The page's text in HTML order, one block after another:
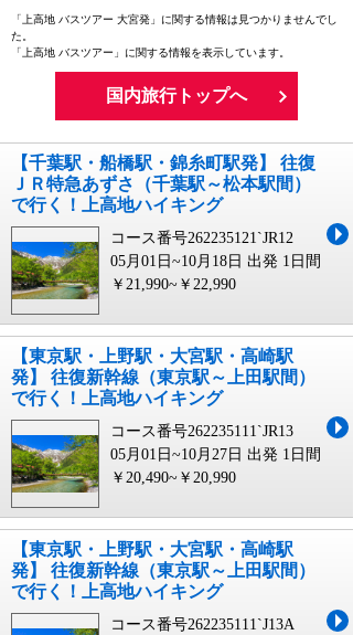
「上高地 バスツアー 大宮発」に関する情報は見つかりませんでし
た。
「上高地 バスツアー」に関する情報を表示しています。
国内旅行トップへ
【千葉駅・船橋駅・錦糸町駅発】 往復
ＪＲ特急あずさ（千葉駅～松本駅間）
で行く！上高地ハイキング
コース番号262235121`JR12
05月01日~10月18日 出発 1日間
￥21,990~￥22,990
【東京駅・上野駅・大宮駅・高崎駅
発】 往復新幹線（東京駅～上田駅間）
で行く！上高地ハイキング
コース番号262235111`JR13
05月01日~10月27日 出発 1日間
￥20,490~￥20,990
【東京駅・上野駅・大宮駅・高崎駅
発】 往復新幹線（東京駅～上田駅間）
で行く！上高地ハイキング
コース番号262235111`J13A